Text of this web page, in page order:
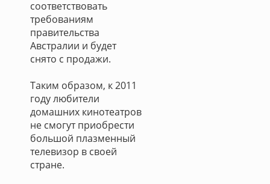
соответствовать
требованиям
правительства
Австралии и будет
снято с продажи.
Таким образом, к 2011
году любители
домашних кинотеатров
не смогут приобрести
большой плазменный
телевизор в своей
стране.